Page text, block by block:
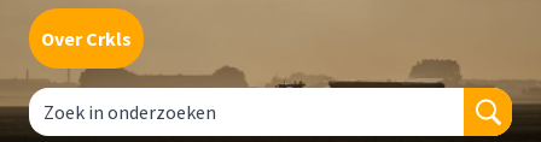
Over Crkls